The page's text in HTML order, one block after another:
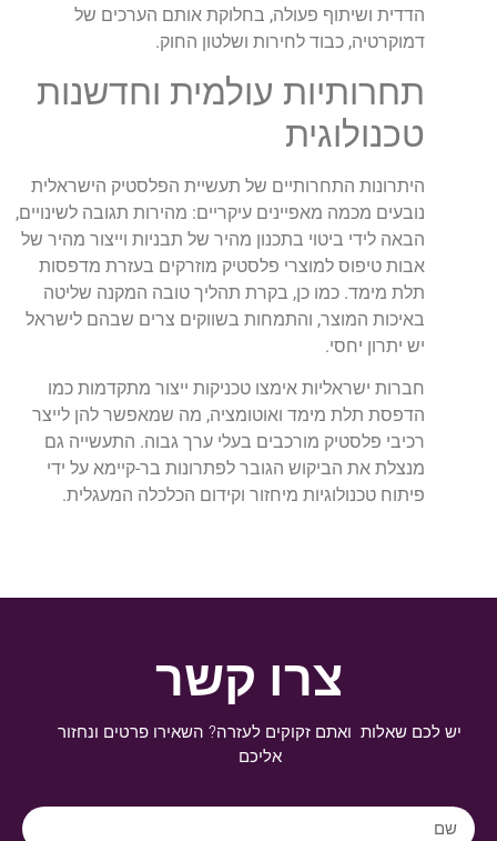
הדדית ושיתוף פעולה, בחלוקת אותם הערכים של
דמוקרטיה, כבוד לחירות ושלטון החוק.
תחרותיות עולמית וחדשנות
טכנולוגית
היתרונות התחרותיים של תעשיית הפלסטיק הישראלית
נובעים מכמה מאפיינים עיקריים: מהירות תגובה לשינויים,
הבאה לידי ביטוי בתכנון מהיר של תבניות וייצור מהיר של
אבות טיפוס למוצרי פלסטיק מוזרקים בעזרת מדפסות
תלת מימד. כמו כן, בקרת תהליך טובה המקנה שליטה
באיכות המוצר, והתמחות בשווקים צרים שבהם לישראל
יש יתרון יחסי.
חברות ישראליות אימצו טכניקות ייצור מתקדמות כמו
הדפסת תלת מימד ואוטומציה, מה שמאפשר להן לייצר
רכיבי פלסטיק מורכבים בעלי ערך גבוה. התעשייה גם
מנצלת את הביקוש הגובר לפתרונות בר-קיימא על ידי
פיתוח טכנולוגיות מיחזור וקידום הכלכלה המעגלית.
צרו קשר
יש לכם שאלות ואתם זקוקים לעזרה? השאירו פרטים ונחזור
אליכם